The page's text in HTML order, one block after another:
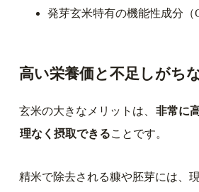
発芽玄米特有の機能性成分（
高い栄養価と不足しがち
玄米の大きなメリットは、 非常に
理なく摂取できることです。
精米で除去される糠や胚芽には、